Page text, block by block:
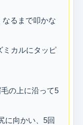
るまで叩かな
ミカルにタッピ
の上に沿って5
に向かい、5回